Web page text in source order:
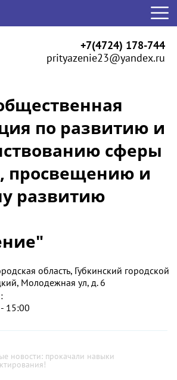
+7(4724) 178-744
prityazenie23@yandex.ru
по развитию и
сферы
просвещению и
развитию
область, Губкинский городской
Молодежная ул, д. 6
15:00
новости: прокачали навыки